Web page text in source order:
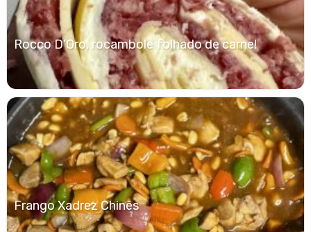
Rocco D’Oro, rocambole folhado de carne!
Frango Xadrez Chinês